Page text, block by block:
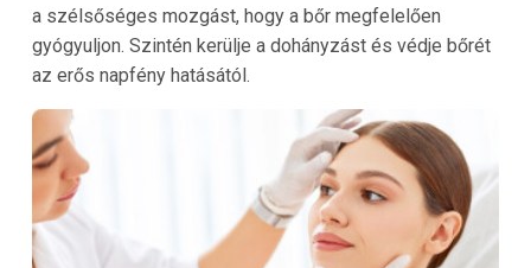
a szélsőséges mozgást, hogy a bőr megfelelően
gyógyuljon. Szintén kerülje a dohányzást és védje bőrét
az erős napfény hatásától.